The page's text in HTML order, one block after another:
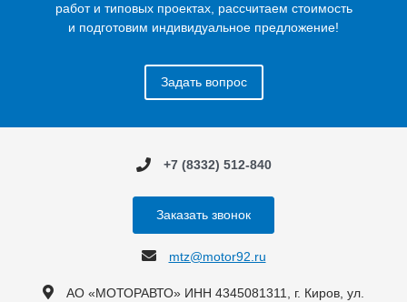
работ и типовых проектах, рассчитаем стоимость
и подготовим индивидуальное предложение!
Задать вопрос
+7 (8332) 512-840
Заказать звонок
mtz@motor92.ru
АО «МОТОРАВТО» ИНН 4345081311, г. Киров, ул.